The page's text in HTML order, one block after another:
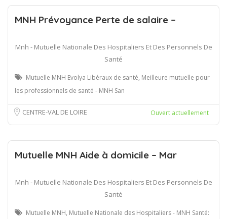
MNH Prévoyance Perte de salaire –
Mnh - Mutuelle Nationale Des Hospitaliers Et Des Personnels De
Santé
Mutuelle MNH Evolya Libéraux de santé, Meilleure mutuelle pour
les professionnels de santé - MNH San
CENTRE-VAL DE LOIRE Ouvert actuellement
Mutuelle MNH Aide à domicile – Mar
Mnh - Mutuelle Nationale Des Hospitaliers Et Des Personnels De
Santé
Mutuelle MNH, Mutuelle Nationale des Hospitaliers - MNH Santé: